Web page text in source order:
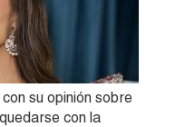
su opinión sobre
con la